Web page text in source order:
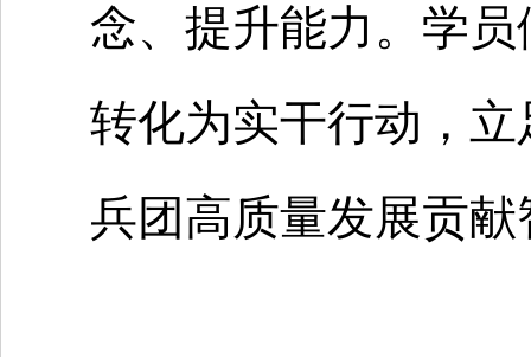
念、提升能力。学
转化为实干行动，
兵团高质量发展贡